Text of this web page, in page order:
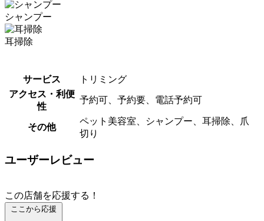
シャンプー
耳掃除
サービス
トリミング
アクセス・利便
性
予約可、予約要、電話予約可
その他
ペット美容室、シャンプー、耳掃除、爪
切り
ユーザーレビュー
この店舗を応援する！
ここから応援